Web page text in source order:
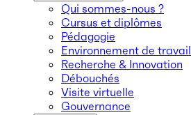
Qui sommes-nous ?
Cursus et diplômes
Pédagogie
Environnement de travail
Recherche & Innovation
Débouchés
Visite virtuelle
Gouvernance